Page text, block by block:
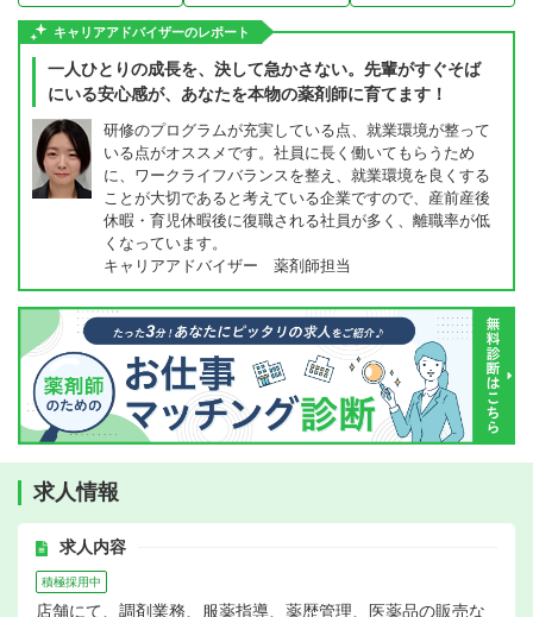
キャリアアドバイザーのレポート
一人ひとりの成長を、決して急かさない。先輩がすぐそば
にいる安心感が、あなたを本物の薬剤師に育てます！
研修のプログラムが充実している点、就業環境が整って
いる点がオススメです。社員に長く働いてもらうため
に、ワークライフバランスを整え、就業環境を良くする
ことが大切であると考えている企業ですので、産前産後
休暇・育児休暇後に復職される社員が多く、離職率が低
くなっています。
キャリアアドバイザー 薬剤師担当
求人情報
求人内容
積極採用中
店舗にて、調剤業務、服薬指導、薬歴管理、医薬品の販売な